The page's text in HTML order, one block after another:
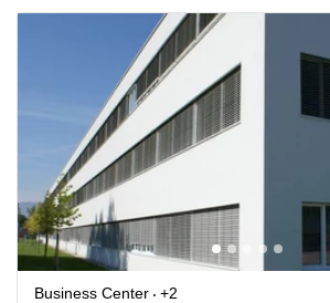
Business Center
+2